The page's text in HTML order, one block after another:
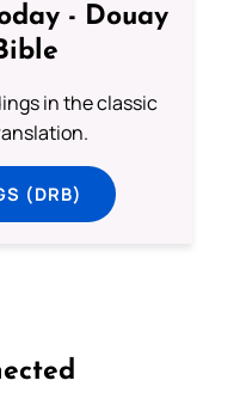
- Douay
in the classic
(DRB)